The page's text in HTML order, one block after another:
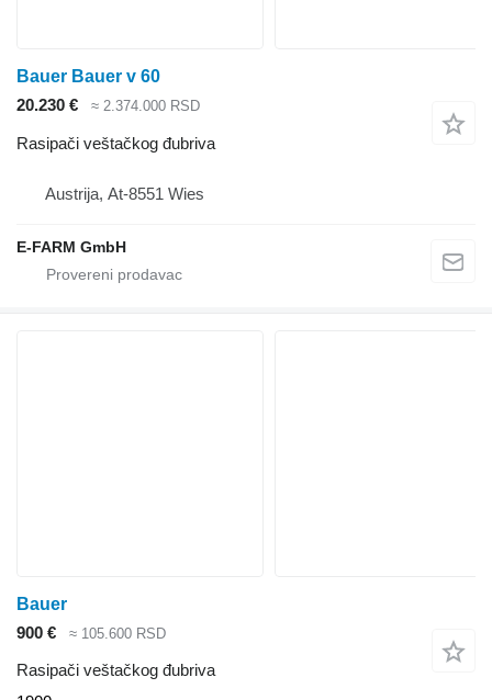
Bauer Bauer v 60
20.230 €
≈ 2.374.000 RSD
Rasipači veštačkog đubriva
Austrija, At-8551 Wies
E-FARM GmbH
Bauer
900 €
≈ 105.600 RSD
Rasipači veštačkog đubriva